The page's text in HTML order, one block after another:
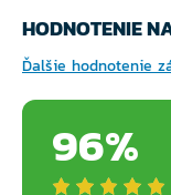
HODNOTENIE
Ďalšie hodnotenie
96%